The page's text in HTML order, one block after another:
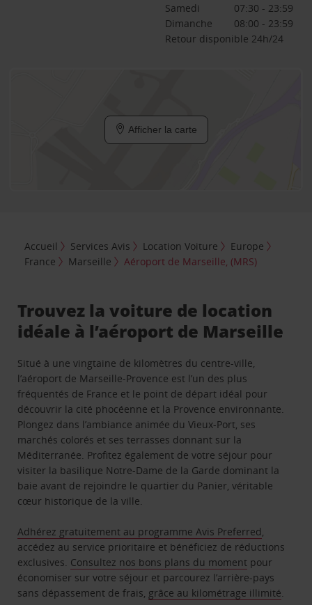
Samedi
07:30 - 23:59
Dimanche
08:00 - 23:59
Retour disponible 24h/24
Afficher la carte
Accueil Services Avis Location Voiture
Europe
France
Marseille Aéroport de Marseille, (MRS)
Trouvez la voiture de location
idéale à l’aéroport de Marseille
Situé à une vingtaine de kilomètres du centre-ville,
l’aéroport de Marseille-Provence est l’un des plus
fréquentés de France et le point de départ idéal pour
découvrir la cité phocéenne et la Provence environnante.
Plongez dans l’ambiance animée du Vieux-Port, ses
marchés colorés et ses terrasses donnant sur la
Méditerranée. Profitez également de votre séjour pour
visiter la basilique Notre-Dame de la Garde dominant la
baie avant de rejoindre le quartier du Panier, véritable
cœur historique de la ville.
Adhérez gratuitement au programme Avis Preferred
accédez au service prioritaire et bénéficiez de réductions
exclusives. Consultez nos bons plans du moment pour
économiser sur votre séjour et parcourez l’arrière-pays
sans dépassement de frais, grâce au kilométrage illimité